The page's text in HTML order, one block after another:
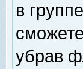
в
убрав